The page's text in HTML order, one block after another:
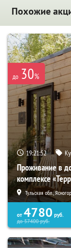
Похожие
до 30%
19:21:51
Проживание в
комплексе
Тульская обл.,
от 4780 руб.
до57400руб.